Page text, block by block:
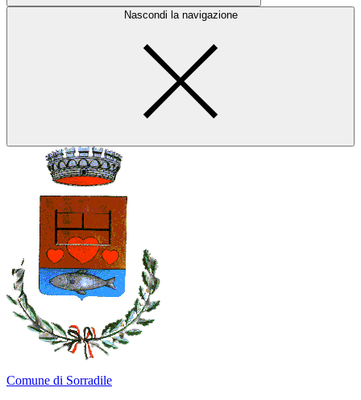
Nascondi la navigazione
Comune di Sorradile